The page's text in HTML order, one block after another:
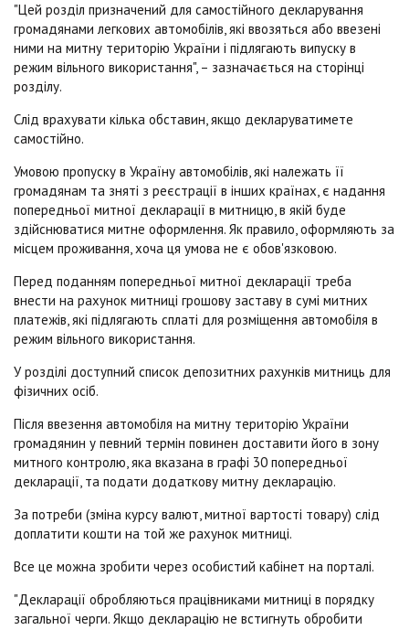
"Цей розділ призначений для самостійного декларування
громадянами легкових автомобілів, які ввозяться або ввезені
ними на митну територію України і підлягають випуску в
режим вільного використання", – зазначається на сторінці
розділу.
Слід врахувати кілька обставин, якщо декларуватимете
самостійно.
Умовою пропуску в Україну автомобілів, які належать її
громадянам та зняті з реєстрації в інших країнах, є надання
попередньої митної декларації в митницю, в якій буде
здійснюватися митне оформлення. Як правило, оформляють за
місцем проживання, хоча ця умова не є обов'язковою.
Перед поданням попередньої митної декларації треба
внести на рахунок митниці грошову заставу в сумі митних
платежів, які підлягають сплаті для розміщення автомобіля в
режим вільного використання.
У розділі доступний список депозитних рахунків митниць для
фізичних осіб.
Після ввезення автомобіля на митну територію України
громадянин у певний термін повинен доставити його в зону
митного контролю, яка вказана в графі 30 попередньої
декларації, та подати додаткову митну декларацію.
За потреби (зміна курсу валют, митної вартості товару) слід
доплатити кошти на той же рахунок митниці.
Все це можна зробити через особистий кабінет на порталі.
"Декларації обробляються працівниками митниці в порядку
загальної черги. Якщо декларацію не встигнуть обробити